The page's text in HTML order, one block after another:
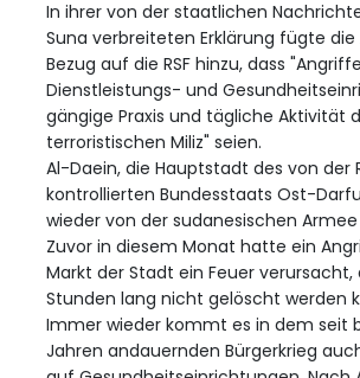
In ihrer von der staatlichen
Suna verbreiteten Erklärung fügte
Bezug auf die RSF hinzu, dass
Dienstleistungs- und
gängige Praxis und tägliche Aktivität
terroristischen Miliz" seien.
Al-Daein, die Hauptstadt des von der
kontrollierten Bundesstaats Ost-
wieder von der sudanesischen
Zuvor in diesem Monat hatte ein
Markt der Stadt ein Feuer verursacht,
Stunden lang nicht gelöscht werden
Immer wieder kommt es in dem seit
Jahren andauernden Bürgerkrieg